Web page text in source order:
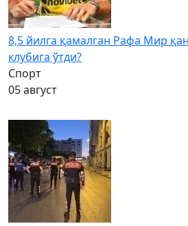
8,5 йилга қамалган Рафа Мир
клубига ўтди?
Спорт
05 август